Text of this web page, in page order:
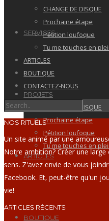
SERVICES
PROJETS
CHANGE DE DISQUE
Prochaine étape
Pétition loufoque
Tu me touches en
ARTICLES
BOUTIQUE
CHANGE DE DISQUE
Prochaine étape
Pétition loufoque
Tu me touches en
ARTICLES
BOUTIQUE
CONTACTEZ-NOUS
NOS RITUELS
Un site animé par une
Notre ambition? Créer une
sens. Z'avez envie de vous
Facebook. Et, peut-être qu'un
vie!
ARTICLES RÉCENTS